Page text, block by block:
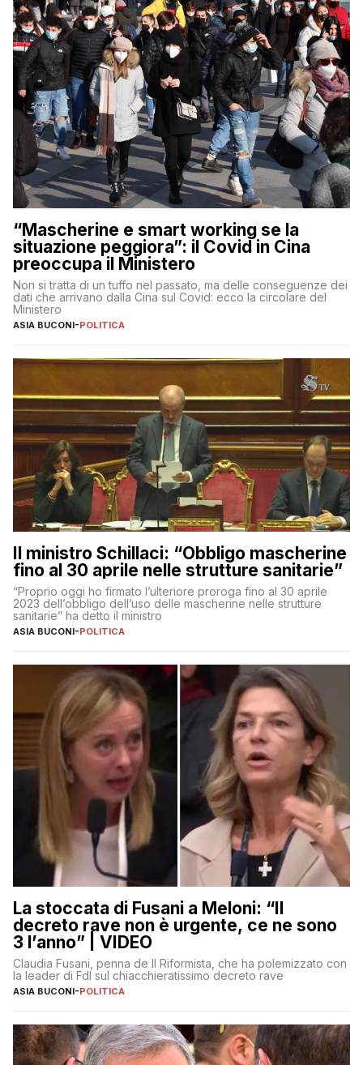
“Mascherine e smart working se la
situazione peggiora”: il Covid in Cina
preoccupa il Ministero
Non si tratta di un tuffo nel passato, ma delle conseguenze dei
dati che arrivano dalla Cina sul Covid: ecco la circolare del
Ministero
ASIA BUCONI-POLITICA
Il ministro Schillaci: “Obbligo mascherine
fino al 30 aprile nelle strutture sanitarie”
“Proprio oggi ho firmato l’ulteriore proroga fino al 30 aprile
2023 dell’obbligo dell’uso delle mascherine nelle strutture
sanitarie” ha detto il ministro
ASIA BUCONI-POLITICA
La stoccata di Fusani a Meloni: “Il
decreto rave non è urgente, ce ne sono
3 l’anno” | VIDEO
Claudia Fusani, penna de Il Riformista, che ha polemizzato con
la leader di FdI sul chiacchieratissimo decreto rave
ASIA BUCONI-POLITICA